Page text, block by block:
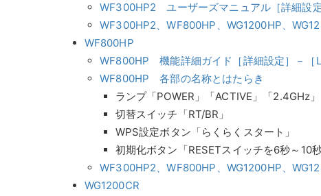
WF300HP2 ユーザーズマニュアル［詳細設定
WF300HP2、WF800HP、WG1200HP、
WF800HP
WF800HP 機能詳細ガイド［詳細設定］－［
WF800HP 各部の名称とはたらき
ランプ「POWER」「ACTIVE」「2.4GHz」
切替スイッチ「RT/BR」
WPS設定ボタン「らくらくスタート」
初期化ボタン「RESETスイッチを6秒～10秒
WF300HP2、WF800HP、WG1200HP、
WG1200CR